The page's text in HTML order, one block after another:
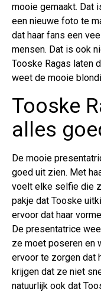
mooie gemaakt. Dat
een nieuwe foto te
dat haar fans een
mensen. Dat is ook
Tooske Ragas laten
weet de mooie
Tooske
alles
De mooie
goed uit zien. Met
voelt elke selfie die
pakje dat Tooske
ervoor dat haar
De presentatrice
ze moet poseren en
ervoor te zorgen dat
krijgen dat ze niet
natuurlijk ook dat